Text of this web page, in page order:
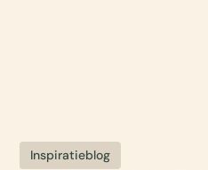
Inspiratieblog